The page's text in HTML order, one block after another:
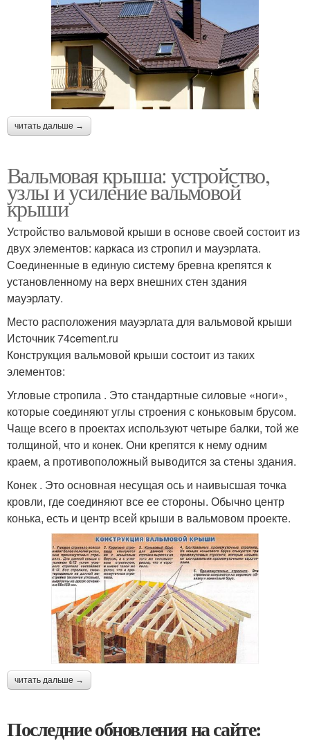
читать дальше →
Вальмовая крыша: устройство,
узлы и усиление вальмовой
крыши
Устройство вальмовой крыши в основе своей состоит из
двух элементов: каркаса из стропил и мауэрлата.
Соединенные в единую систему бревна крепятся к
установленному на верх внешних стен здания
мауэрлату.
Место расположения мауэрлата для вальмовой крыши
Источник 74cement.ru
Конструкция вальмовой крыши состоит из таких
элементов:
Угловые стропила . Это стандартные силовые «ноги»,
которые соединяют углы строения с коньковым брусом.
Чаще всего в проектах используют четыре балки, той же
толщиной, что и конек. Они крепятся к нему одним
краем, а противоположный выводится за стены здания.
Конек . Это основная несущая ось и наивысшая точка
кровли, где соединяют все ее стороны. Обычно центр
конька, есть и центр всей крыши в вальмовом проекте.
читать дальше →
Последние обновления на сайте: